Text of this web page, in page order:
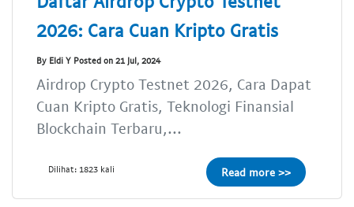
2026: Cara Cuan Kripto Gratis
By Eldi Y Posted on 21 Jul, 2024
Airdrop Crypto Testnet 2026, Cara Dapat
Cuan Kripto Gratis, Teknologi Finansial
Blockchain Terbaru,...
Dilihat: 1823 kali Read more >>